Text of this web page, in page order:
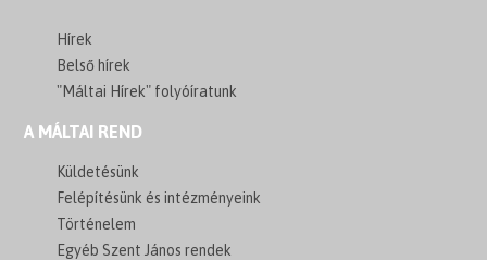
Hírek
Belső hírek
"Máltai Hírek" folyóíratunk
A MÁLTAI REND
Küldetésünk
Felépítésünk és intézményeink
Történelem
Egyéb Szent János rendek